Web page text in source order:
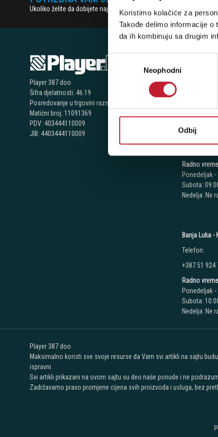
Koristimo kolačiće za
Takođe delimo informacije
da ih kombinuju sa drugim
Избор
сагласностиNeophodni
Odbij
Ukoliko želite da dobijete najnovije informacije o novitetima i
Player 387 doo
Šifra djelatnosti: 46.19
Posredovanje u trgovini raznovrsnim proizvodima
Matični broj: 11091369
PDV: 403444110009
JIB: 4403444110009
+387 55 209
+387 55 209
Radno
Ponedeljak -
Subota:
Nedelja: Ne
Banja Luka -
Telefon:
+387 51 924
Radno
Ponedeljak -
Subota:
Nedelja: Ne
Player 387 doo
Maksimalno koristi sve svoje resurse da Vam svi artikli na sajtu
ispravni.
Svi artikli prikazani na ovom sajtu su deo naše ponude i ne
Zadržavamo pravo promjene cijena svih proizvoda i usluga, bez